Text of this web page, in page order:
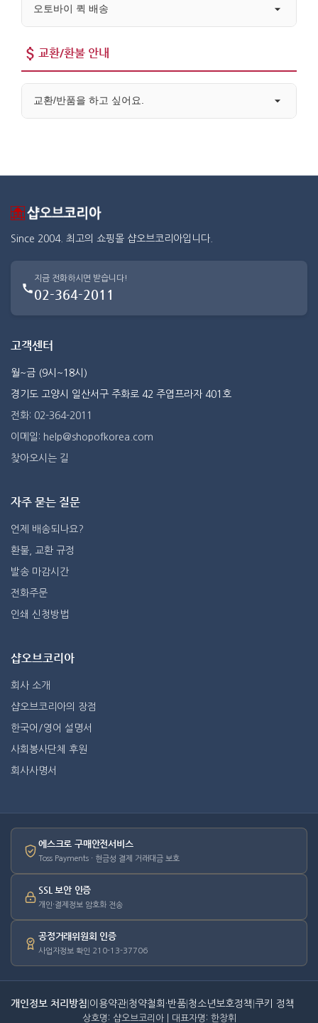
오토바이 퀵 배송
교환/환불 안내
교환/반품을 하고 싶어요.
Since 2004. 최고의 쇼핑몰 샵오브코리아입니다.
지금 전화하시면 받습니다!
02-364-2011
고객센터
월~금 (9시~18시)
경기도 고양시 일산서구 주화로 42 주엽프라자 401호
전화: 02-364-2011
이메일: help@shopofkorea.com
찾아오시는 길
자주 묻는 질문
언제 배송되나요?
환불, 교환 규정
발송 마감시간
전화주문
인쇄 신청방법
샵오브코리아
회사 소개
샵오브코리아의 장점
한국어/영어 설명서
사회봉사단체 후원
회사사명서
에스크로 구매안전서비스
Toss Payments · 현금성 결제 거래대금 보호
SSL 보안 인증
개인·결제정보 암호화 전송
공정거래위원회 인증
사업자정보 확인 210-13-37706
개인정보 처리방침 이용약관 청약철회·반품 청소년보호정책 쿠키 정책
상호명: 샵오브코리아 | 대표자명: 한창휘